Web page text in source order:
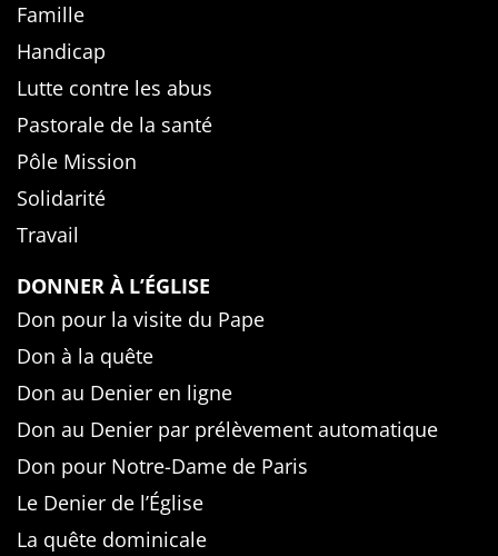
Famille
Handicap
Lutte contre les abus
Pastorale de la santé
Pôle Mission
Solidarité
Travail
DONNER À L’ÉGLISE
Don pour la visite du Pape
Don à la quête
Don au Denier en ligne
Don au Denier par prélèvement automatique
Don pour Notre-Dame de Paris
Le Denier de l’Église
La quête dominicale